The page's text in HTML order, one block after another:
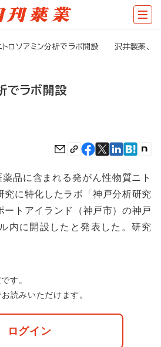
トロソアミン分析でラボ開設 沢井製薬、
でラボ開設
品に含まれる発がん性物質ニト
究に特化したラボ「神戸分析研究
ートアイランド（神戸市）の神戸
内に開設したと発表した。研究
す。
読みいただけます。
ログイン